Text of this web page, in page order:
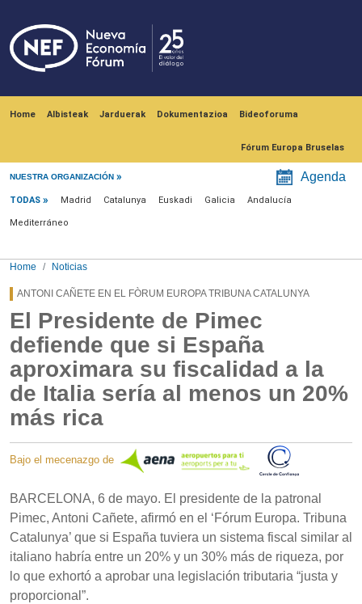
Home Albisteak Jarduerak Dokumentazioa Bideoforuma
Fórum Europa Bruselas
NUESTRA ORGANIZACIÓN Agenda
Menú noticias
TODAS Madrid Catalunya Euskadi Galicia Andalucía
Mediterráneo
Home Noticias
ANTONI CAÑETE EN EL FÒRUM EUROPA TRIBUNA CATALUNYA
El Presidente de Pimec
defiende que si España
aproximara su fiscalidad a la
de Italia sería al menos un 20%
más rica
Bajo el mecenazgo de
BARCELONA, 6 de mayo. El presidente de la patronal
Pimec, Antoni Cañete, afirmó en el ‘Fórum Europa. Tribuna
Catalunya’ que si España tuviera un sistema fiscal similar al
italiano habría entre un 20% y un 30% más de riqueza, por
lo que exhortó a aprobar una legislación tributaria “justa y
proporcional”.